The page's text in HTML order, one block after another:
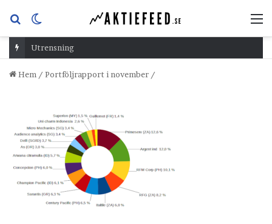
Sök
efterskin
Utrensning
Hem / Portföljrapport i november /